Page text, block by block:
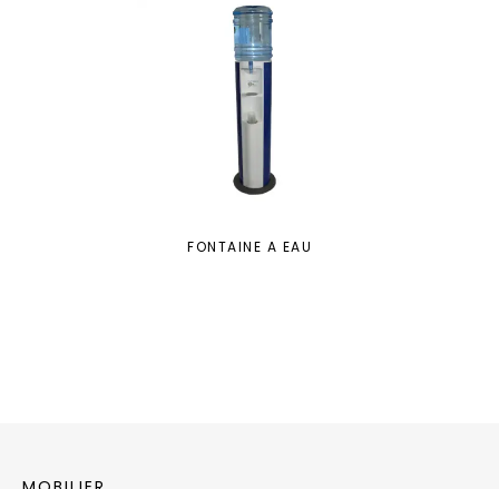
FONTAINE A EAU